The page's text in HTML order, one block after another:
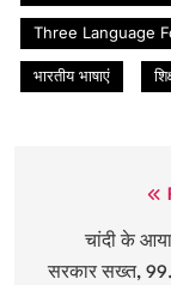
Three Language
भारतीय भाषाएं
navigation
चांदी के
सरकार सख्त,